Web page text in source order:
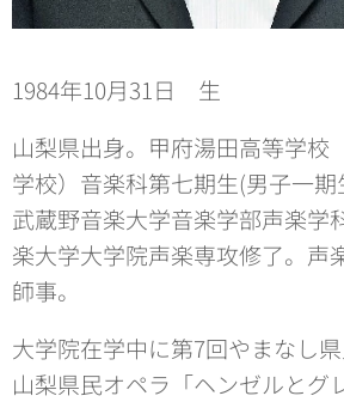
1984年10月31日 生
山梨県出身。甲府湯田高等学校
学校）音楽科第七期生(男子一期
武蔵野音楽大学音楽学部声楽学
楽大学大学院声楽専攻修了。声
師事。
大学院在学中に第7回やまなし
山梨県民オペラ「ヘンゼルとグ